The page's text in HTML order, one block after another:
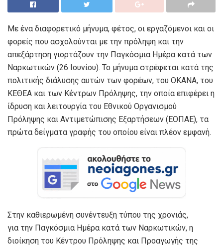
Με ένα διαφορετικό μήνυμα, φέτος, οι εργαζόμενοι και οι
φορείς που ασχολούνται με την πρόληψη και την
απεξάρτηση γιορτάζουν την Παγκόσμια Ημέρα κατά των
Ναρκωτικών (26 Ιουνίου). Το μήνυμα στρέφεται κατά της
πολιτικής διάλυσης αυτών των φορέων, του ΟΚΑΝΑ, του
ΚΕΘΕΑ και των Κέντρων Πρόληψης, την οποία επιφέρει η
ίδρυση και λειτουργία του Εθνικού Οργανισμού
Πρόληψης και Αντιμετώπισης Εξαρτήσεων (ΕΟΠΑΕ), τα
πρώτα δείγματα γραφής του οποίου είναι πλέον εμφανή.
Στην καθιερωμένη συνέντευξη τύπου της χρονιάς,
για την Παγκόσμια Ημέρα κατά των Ναρκωτικών, η
διοίκηση του Κέντρου Πρόληψης και Προαγωγής της